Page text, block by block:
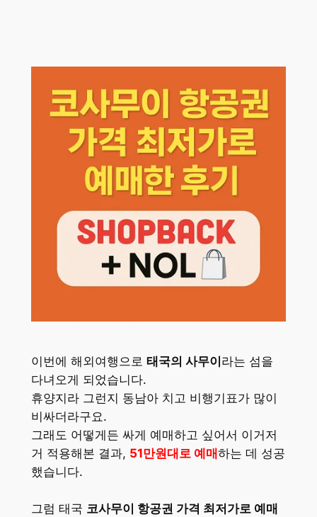
이번에 해외여행으로 태국의 사무이 라는 섬을
다녀오게 되었습니다.
휴양지라 그런지 동남아 치고 비행기표가 많이
비싸더라구요.
그래도 어떻게든 싸게 예매하고 싶어서 이거저
거 적용해본 결과, 51만원대로 예매하는 데 성공
했습니다.
그럼 태국 코사무이 항공권 가격 최저가로 예매